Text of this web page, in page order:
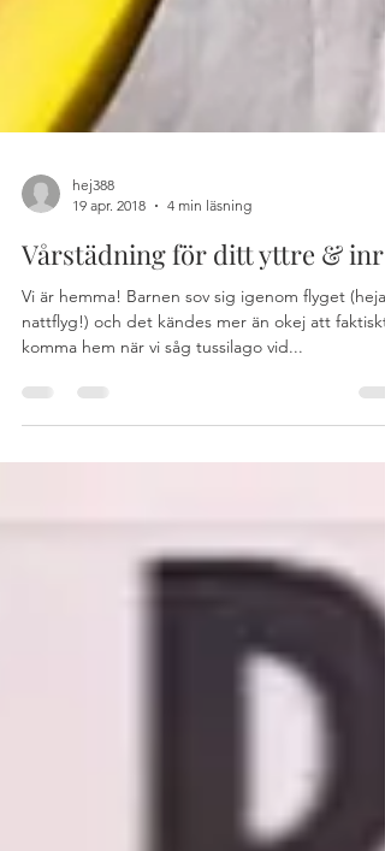
19 apr. 2018
4 min läsning
Vårstädning för ditt yttre & inre
Vi är hemma! Barnen sov sig igenom flyget (heja
komma hem när vi såg tussilago vid...